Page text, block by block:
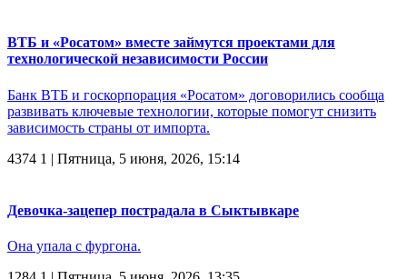
ВТБ и «Росатом» вместе займутся проектами для
технологической независимости России
Банк ВТБ и госкорпорация «Росатом» договорились сообща
развивать ключевые технологии, которые помогут снизить
зависимость страны от импорта.
4374 1 | Пятница, 5 июня, 2026, 15:14
Девочка-зацепер пострадала в Сыктывкаре
Она упала с фургона.